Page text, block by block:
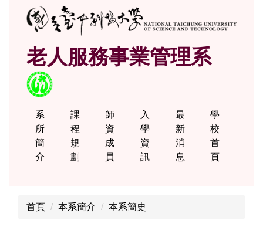
老人服務事業管理系
系
所
簡
介
課
程
規
劃
師
資
成
員
入
學
資
訊
最
新
消
息
學
校
首
頁
首頁 本系簡介 本系簡史